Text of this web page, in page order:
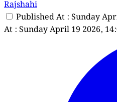
Rajshahi
Published At : Sunday
At : Sunday April 19 2026,